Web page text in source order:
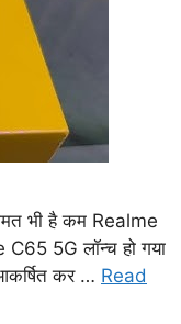
भी है कम Realme
C65 5G लॉन्च हो गया
कर … Read